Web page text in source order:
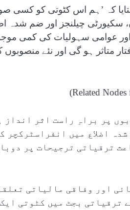
کہ ’ہم اس کٹوتی کو کسی
سکیورٹی چیلنجز اور ضم شدہ
اور عوامی سہولیات کی کمی
متاثر ہو گی اور نئے منصوبوں
پر براہِ راست اثر انداز
اضلاع میں انفراسٹرکچر
ترقیاتی ترجیحات پر
اور وفاقی مالیاتی
ترقیاتی بجٹ میں کٹوتی